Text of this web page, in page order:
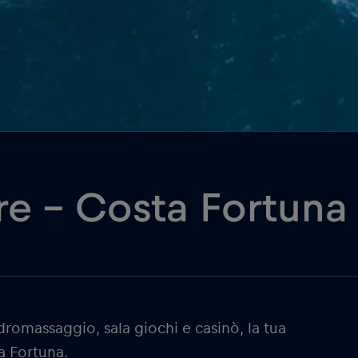
– Costa Fortuna
sala giochi e casinò, la tua
Fortuna.